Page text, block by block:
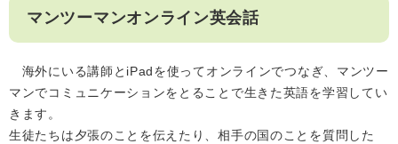
マンツーマンオンライン英会話
海外にいる講師とiPadを使ってオンラインでつなぎ、マンツー
マンでコミュニケーションをとることで生きた英語を学習してい
きます。
生徒たちは夕張のことを伝えたり、相手の国のことを質問した